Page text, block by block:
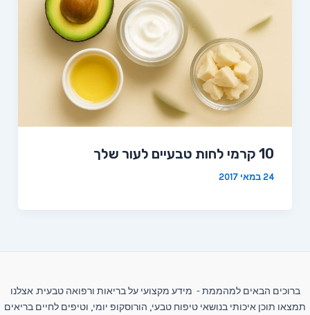
10 קרמי לחות טבעיים לעור שלך
24 במאי 2017
ברוכים הבאים למהממת - מידע מקצועי על בריאות ורפואה טבעית. אצלנו
תמצאו תוכן איכותי בנושאי טיפוח טבעי, הורוסקופ יומי, וטיפים לחיים בריאים